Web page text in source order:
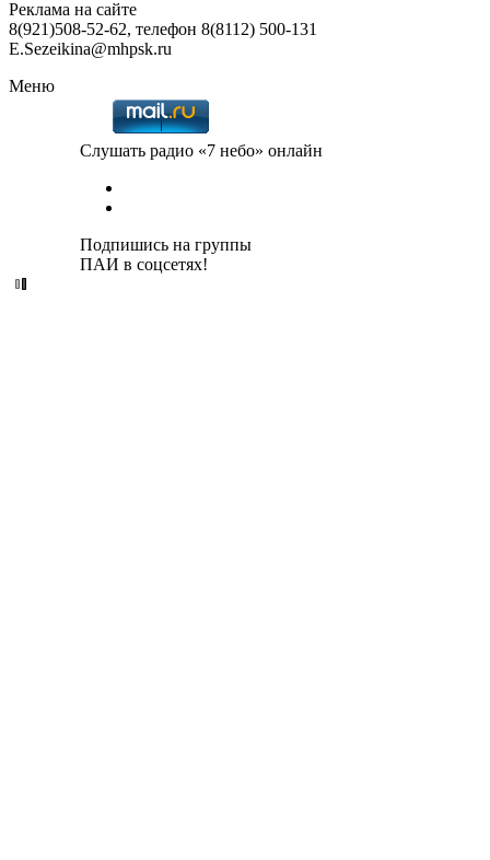
Реклама на сайте
8(921)508-52-62, телефон 8(8112) 500-131
E.Sezeikina@mhpsk.ru
Меню
Слушать радио «7 небо» онлайн
Подпишись на группы
ПАИ в соцсетях!